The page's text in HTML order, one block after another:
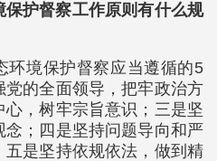
保护督察工作原则有什么规
环境保护督察应当遵循的5
的全面领导，把牢政治方
，树牢宗旨意识；三是坚
；四是坚持问题导向和严
是坚持依规依法，做到精